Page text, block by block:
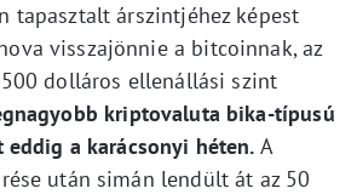
tapasztalt árszintjéhez képest
visszajönnie a bitcoinnak, az
dolláros ellenállási szint
kriptovaluta bika-típusú
a karácsonyi héten. A
után simán lendült át az 50